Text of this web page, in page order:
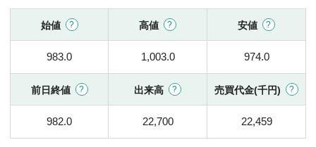
始値 高値 安値
983.0 1,003.0 974.0
前日終値 出来高 売買代金(千円)
982.0 22,700 22,459